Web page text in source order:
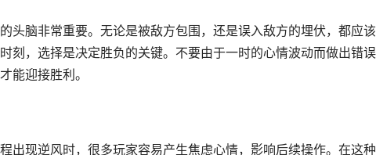
头脑非常重要。无论是被敌方包围，还是误入敌方的埋伏，都应
刻，选择是决定胜负的关键。不要由于一时的心情波动而做出错
能迎接胜利。
出现逆风时，很多玩家容易产生焦虑心情，影响后续操作。在这